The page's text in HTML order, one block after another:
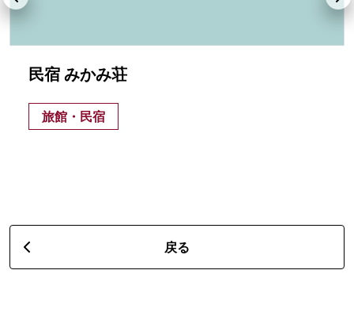
民宿 みかみ荘
旅館・民宿
戻る